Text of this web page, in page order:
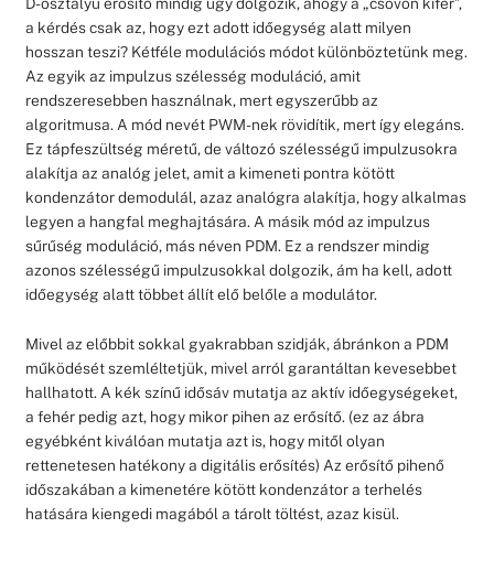
D-osztályú erősítő mindig úgy dolgozik, ahogy a „csövön kifér”,
a kérdés csak az, hogy ezt adott időegység alatt milyen
hosszan teszi? Kétféle modulációs módot különböztetünk meg.
Az egyik az impulzus szélesség moduláció, amit
rendszeresebben használnak, mert egyszerűbb az
algoritmusa. A mód nevét PWM-nek rövidítik, mert így elegáns.
Ez tápfeszültség méretű, de változó szélességű impulzusokra
alakítja az analóg jelet, amit a kimeneti pontra kötött
kondenzátor demodulál, azaz analógra alakítja, hogy alkalmas
legyen a hangfal meghajtására. A másik mód az impulzus
sűrűség moduláció, más néven PDM. Ez a rendszer mindig
azonos szélességű impulzusokkal dolgozik, ám ha kell, adott
időegység alatt többet állít elő belőle a modulátor.
Mivel az előbbit sokkal gyakrabban szidják, ábránkon a PDM
működését szemléltetjük, mivel arról garantáltan kevesebbet
hallhatott. A kék színű idősáv mutatja az aktív időegységeket,
a fehér pedig azt, hogy mikor pihen az erősítő. (ez az ábra
egyébként kiválóan mutatja azt is, hogy mitől olyan
rettenetesen hatékony a digitális erősítés) Az erősítő pihenő
időszakában a kimenetére kötött kondenzátor a terhelés
hatására kiengedi magából a tárolt töltést, azaz kisül.